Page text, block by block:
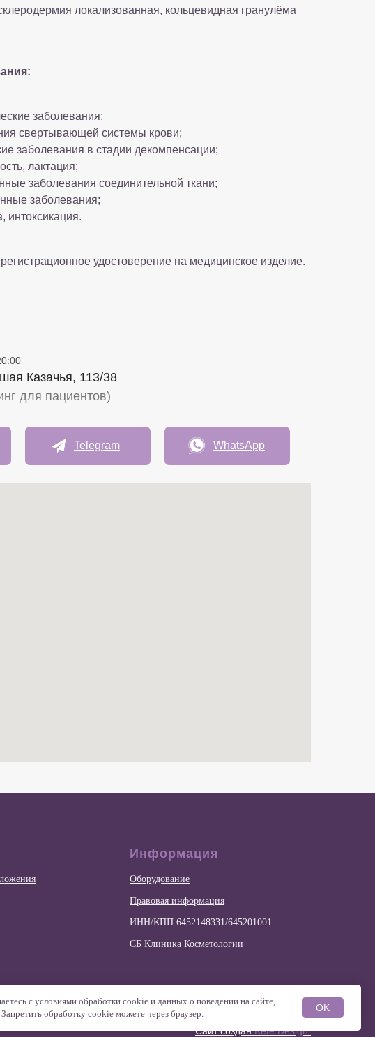
с условиями обработки cookie и данных о поведении на сайте,
обработку cookie можете через браузер.
OK
локализованная, кольцевидная гранулёма
заболевания;
свертывающей системы крови;
заболевания в стадии декомпенсации;
лактация;
заболевания соединительной ткани;
заболевания;
интоксикация.
удостоверение на медицинское изделие.
Казачья, 113/38
для пациентов)
Telegram WhatsApp
Информация
Оборудование
Правовая информация
ИНН/КПП 6452148331/645201001
СБ Клиника Косметологии
Сайт созданKete Design.